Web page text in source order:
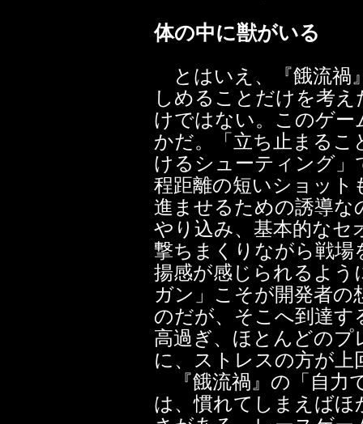
体の中に獣がいる
とはいえ、『餓流禍
しめることだけを考
けではない。このゲ
かだ。「立ち止まるこ
けるシューティング」
程距離の短いショット
進ませるための誘導な
やり込み、基本的なセ
撃ちまくりながら戦場
揚感が感じられるよう
ガン」こそが開発者
のだが、そこへ到達
高過ぎ、ほとんどのプ
に、ストレスの方が
『餓流禍』の「自力
は、慣れてしまえば